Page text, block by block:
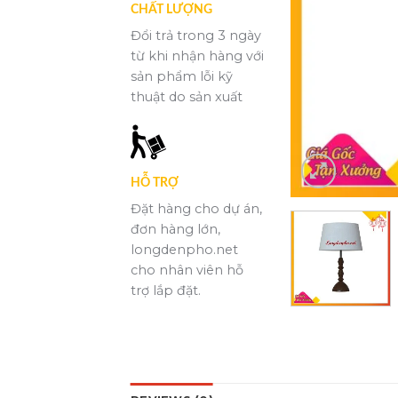
CHẤT LƯỢNG
Đổi trả trong 3 ngày
từ khi nhận hàng với
sản phẩm lỗi kỹ
thuật do sản xuất
HỖ TRỢ
Đặt hàng cho dự án,
đơn hàng lớn,
longdenpho.net
cho nhân viên hỗ
trợ lắp đặt.